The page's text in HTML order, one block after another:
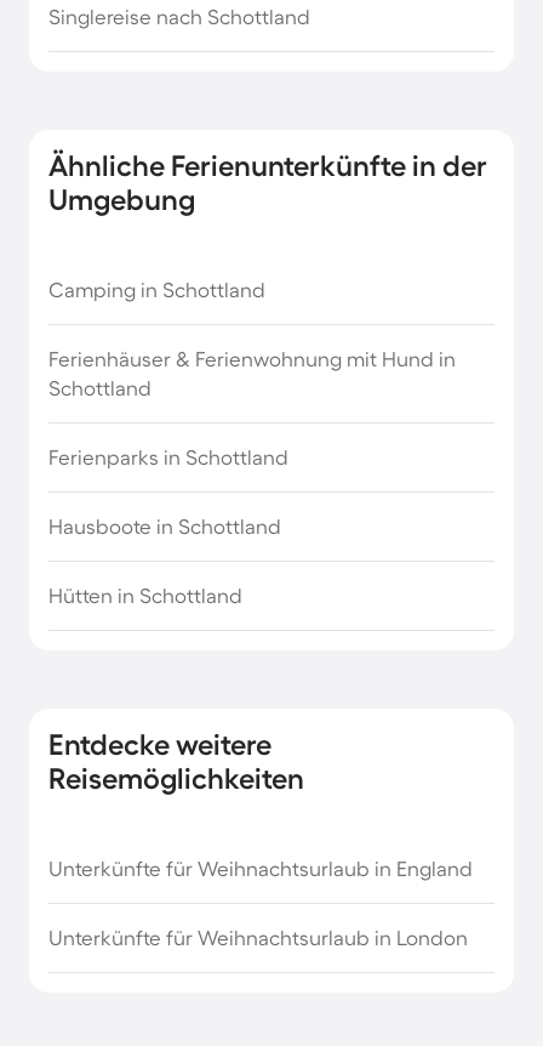
Nordsee Strandurlaub
Ostsee Strandurlaub
Sizilien Strandurlaub
Strandurlaub Europa
Strandurlaub in Dubai
Strandurlaub in Kalifornien
Strandurlaub in Norditalien
Toskana Strandurlaub
Urlaub am Meer in Mecklenburg-Vorpommern
Singlereise nach Schottland
Ähnliche Ferienunterkünfte in der
Umgebung
Camping in Schottland
Ferienhäuser & Ferienwohnung mit Hund in
Schottland
Ferienparks in Schottland
Hausboote in Schottland
Hütten in Schottland
Entdecke weitere
Reisemöglichkeiten
Unterkünfte für Weihnachtsurlaub in England
Unterkünfte für Weihnachtsurlaub in London